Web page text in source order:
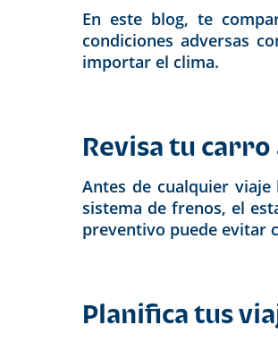
En este blog, te
condiciones adversas
importar el clima.
Revisa tu
Antes de cualquier
sistema de frenos, el
preventivo puede evitar
Planifica tus